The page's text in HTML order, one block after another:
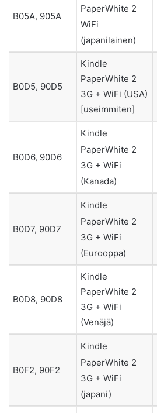
B05A, 905A
PaperWhite 2
WiFi
(japanilainen)
B0D5, 90D5
Kindle
PaperWhite 2
3G + WiFi (USA)
[useimmiten]
B0D6, 90D6
Kindle
PaperWhite 2
3G + WiFi
(Kanada)
B0D7, 90D7
Kindle
PaperWhite 2
3G + WiFi
(Eurooppa)
B0D8, 90D8
Kindle
PaperWhite 2
3G + WiFi
(Venäjä)
B0F2, 90F2
Kindle
PaperWhite 2
3G + WiFi
(japani)